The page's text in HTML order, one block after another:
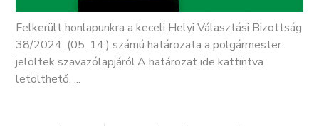
Felkerült honlapunkra a keceli Helyi Választási Bizottság
38/2024. (05. 14.) számú határozata a polgármester
jelöltek szavazólapjáról.A határozat ide kattintva
letölthető. ...